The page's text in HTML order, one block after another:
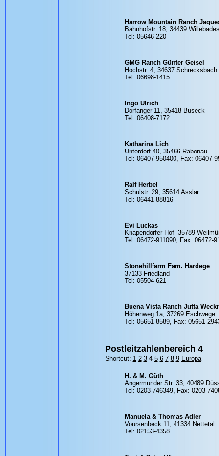
Harrow Mountain Ranch
Bahnhofstr. 18, 34439
Tel: 05646-220
GMG Ranch Günter Geisel
Hochstr. 4, 34637 Schrecksbach
Tel: 06698-1415
Ingo Ulrich
Dorfanger 11, 35418 Buseck
Tel: 06408-7172
Katharina Lich
Unterdorf 40, 35466 Rabenau
Tel: 06407-950400, Fax: 06407-
Ralf Herbel
Schulstr. 29, 35614 Asslar
Tel: 06441-88816
Evi Luckas
Knapendorfer Hof, 35789
Tel: 06472-911090, Fax: 06472-
Stonehillfarm Fam. Hardege
37133 Friedland
Tel: 05504-621
Buena Vista Ranch Jutta
Höhenweg 1a, 37269 Eschwege
Tel: 05651-8589, Fax: 05651-
Postleitzahlenbereich 4
Shortcut: 1 2 3 4 5 6 7 8 9 Europa
H. & M. Güth
Angermunder Str. 33, 40489
Tel: 0203-746349, Fax: 0203-
Manuela & Thomas Adler
Voursenbeck 11, 41334 Nettetal
Tel: 02153-4358